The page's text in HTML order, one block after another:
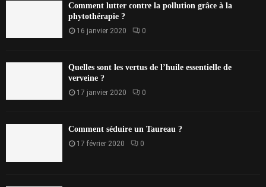
Comment lutter contre la pollution grâce à la
phytothérapie ?
16 janvier 2020 0
Quelles sont les vertus de l’huile essentielle de
verveine ?
17 janvier 2020 0
Comment séduire un Taureau ?
17 février 2020 0